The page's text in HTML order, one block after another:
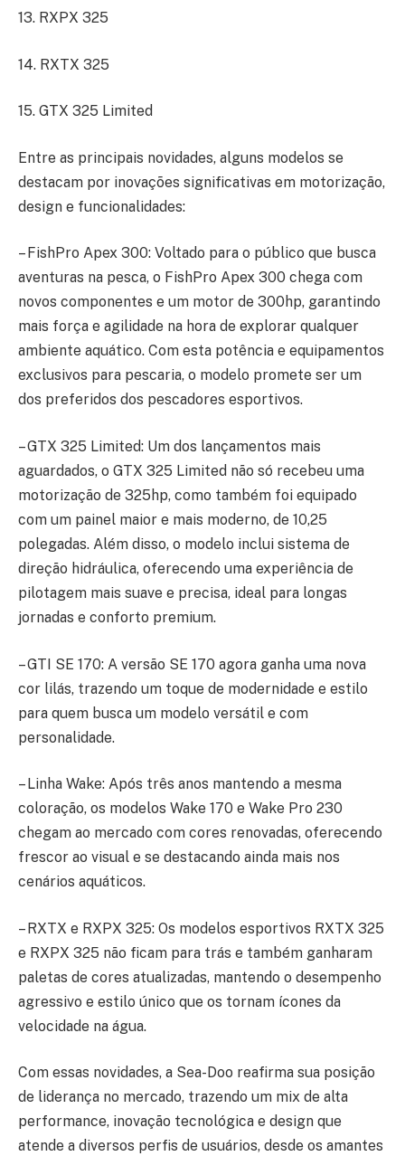
13. RXPX 325
14. RXTX 325
15. GTX 325 Limited
Entre as principais novidades, alguns modelos se
destacam por inovações significativas em motorização,
design e funcionalidades:
– FishPro Apex 300: Voltado para o público que busca
aventuras na pesca, o FishPro Apex 300 chega com
novos componentes e um motor de 300hp, garantindo
mais força e agilidade na hora de explorar qualquer
ambiente aquático. Com esta potência e equipamentos
exclusivos para pescaria, o modelo promete ser um
dos preferidos dos pescadores esportivos.
– GTX 325 Limited: Um dos lançamentos mais
aguardados, o GTX 325 Limited não só recebeu uma
motorização de 325hp, como também foi equipado
com um painel maior e mais moderno, de 10,25
polegadas. Além disso, o modelo inclui sistema de
direção hidráulica, oferecendo uma experiência de
pilotagem mais suave e precisa, ideal para longas
jornadas e conforto premium.
– GTI SE 170: A versão SE 170 agora ganha uma nova
cor lilás, trazendo um toque de modernidade e estilo
para quem busca um modelo versátil e com
personalidade.
– Linha Wake: Após três anos mantendo a mesma
coloração, os modelos Wake 170 e Wake Pro 230
chegam ao mercado com cores renovadas, oferecendo
frescor ao visual e se destacando ainda mais nos
cenários aquáticos.
– RXTX e RXPX 325: Os modelos esportivos RXTX 325
e RXPX 325 não ficam para trás e também ganharam
paletas de cores atualizadas, mantendo o desempenho
agressivo e estilo único que os tornam ícones da
velocidade na água.
Com essas novidades, a Sea-Doo reafirma sua posição
de liderança no mercado, trazendo um mix de alta
performance, inovação tecnológica e design que
atende a diversos perfis de usuários, desde os amantes